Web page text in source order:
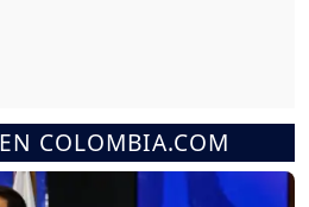
COLOMBIA.COM